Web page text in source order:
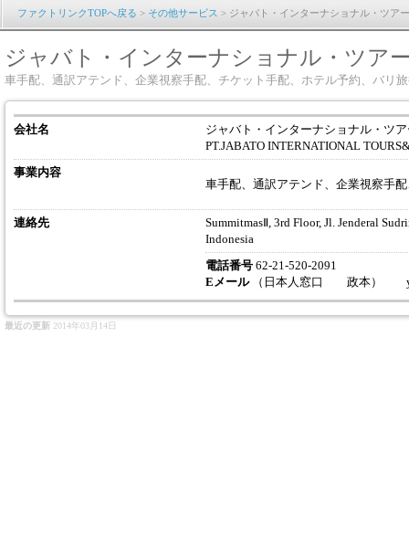
ファクトリンクTOPへ戻る > その他サービス > ジャバト・インターナショナル・ツア
ジャバト・インターナショナル・ツア
車手配、通訳アテンド、企業視察手配、チケット手配、ホテル予約、バリ
会社名
ジャバト・インターナショナル・ツ
PT.JABATO INTERNATIONAL
事業内容
車手配、通訳アテンド、企業視察手
連絡先
SummitmasⅡ, 3rd Floor, Jl. Jenderal
Indonesia
電話番号 62-21-520-2091
Eメール（日本人窓口 政本）
最近の更新 2014年03月14日